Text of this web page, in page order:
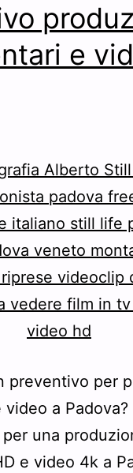
e
preventivo per
a
una
e video 4k a